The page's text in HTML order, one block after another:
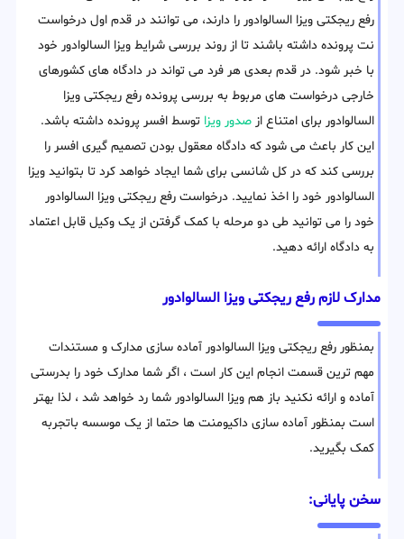
رفع ریجکتی ویزا السالوادور را دارند، می توانند در قدم اول درخواست
نت پرونده داشته باشند تا از روند بررسی شرایط ویزا السالوادور خود
با خبر شود. در قدم بعدی هر فرد می تواند در دادگاه های کشورهای
خارجی درخواست های مربوط به بررسی پرونده رفع ریجکتی ویزا
السالوادور برای امتناع از صدور ویزا توسط افسر پرونده داشته باشد.
این کار باعث می شود که دادگاه معقول بودن تصمیم گیری افسر را
بررسی کند که در کل شانسی برای شما ایجاد خواهد کرد تا بتوانید ویزا
السالوادور خود را اخذ نمایید. درخواست رفع ریجکتی ویزا السالوادور
خود را می توانید طی دو مرحله با کمک گرفتن از یک وکیل قابل اعتماد
به دادگاه ارائه دهید.
مدارک لازم رفع ریجکتی ویزا السالوادور
بمنظور رفع ریجکتی ویزا السالوادور آماده سازی مدارک و مستندات
مهم ترین قسمت انجام این کار است ، اگر شما مدارک خود را بدرستی
آماده و ارائه نکنید باز هم ویزا السالوادور شما رد خواهد شد ، لذا بهتر
است بمنظور آماده سازی داکیومنت ها حتما از یک موسسه باتجربه
کمک بگیرید.
سخن پایانی: